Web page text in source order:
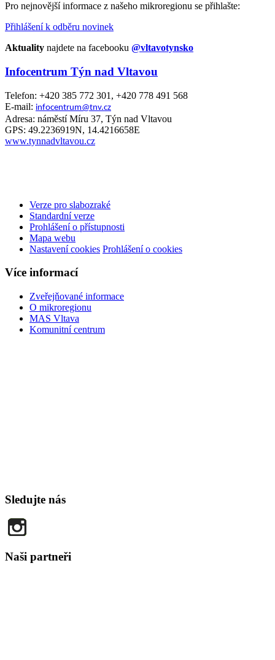
Pro nejnovější informace z našeho mikroregionu se přihlašte:
Přihlášení k odběru novinek
Aktuality najdete na facebooku @vltavotynsko
Infocentrum Týn nad Vltavou
Telefon: +420 385 772 301, +420 778 491 568
E-mail: infocentrum@tnv.cz
Adresa: náměstí Míru 37, Týn nad Vltavou
GPS: 49.2236919N, 14.4216658E
www.tynnadvltavou.cz
Verze pro slabozraké
Standardní verze
Prohlášení o přístupnosti
Mapa webu
Nastavení cookies Prohlášení o cookies
Více informací
Zveřejňované informace
O mikroregionu
MAS Vltava
Komunitní centrum
Sledujte nás
Naši partneři